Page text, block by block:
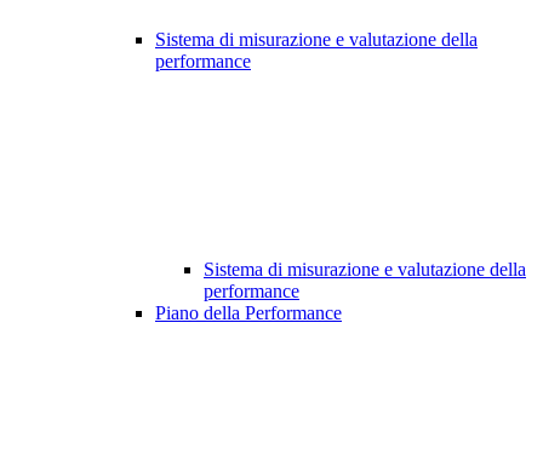
Sistema di misurazione e valutazione della
performance
Sistema di misurazione e valutazione della
performance
Piano della Performance